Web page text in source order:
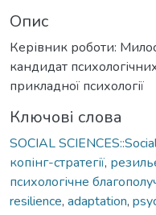
Опис
Керівник роботи:
кандидат
прикладної психології
Ключові слова
SOCIAL
копінг-стратегії,
психологічне
resilience, adaptation,